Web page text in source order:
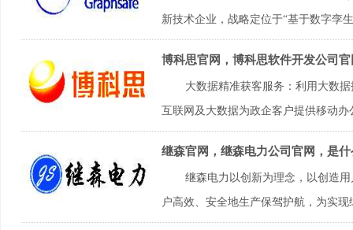
新技术企业，战略定位于“基于数字孪
博科思官网，博科思软件开发公司
大数据精准获客服务：利用大数
互联网及大数据为政企客户提供移动
继森官网，继森电力公司官网，是
继森电力以创新为理念，以创造
户高效、安全地生产保驾护航，为实